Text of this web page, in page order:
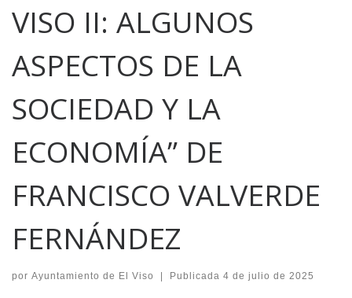
VISO II: ALGUNOS
ASPECTOS DE LA
SOCIEDAD Y LA
ECONOMÍA” DE
FRANCISCO VALVERDE
FERNÁNDEZ
por Ayuntamiento de El Viso | Publicada 4 de julio de 2025